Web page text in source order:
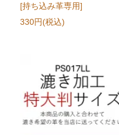
[持ち込み革専用]
330円(税込)